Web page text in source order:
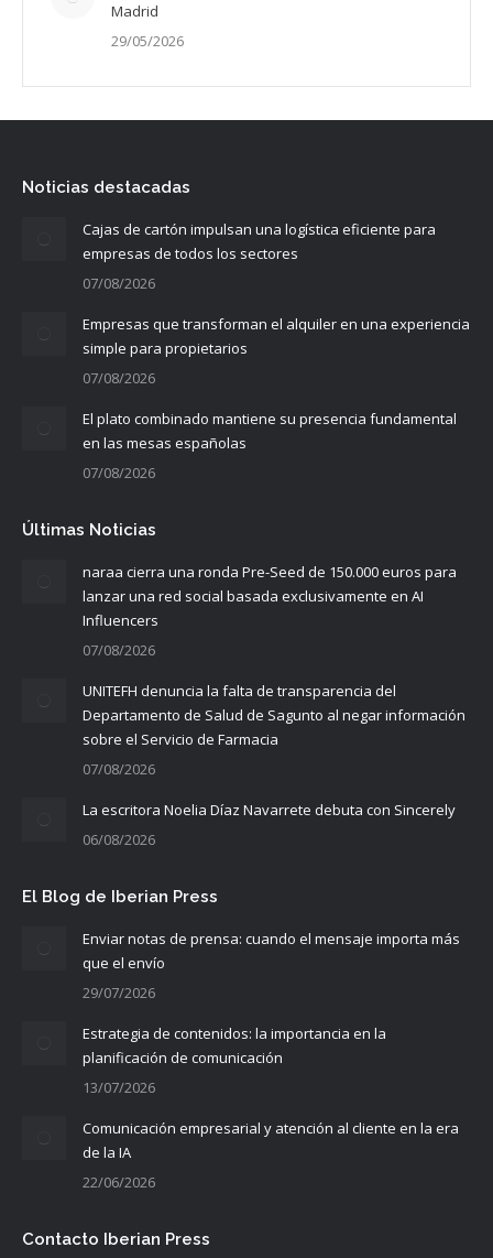
Madrid
29/05/2026
Noticias destacadas
Cajas de cartón impulsan una logística eficiente para
empresas de todos los sectores
07/08/2026
Empresas que transforman el alquiler en una experiencia
simple para propietarios
07/08/2026
El plato combinado mantiene su presencia fundamental
en las mesas españolas
07/08/2026
Últimas Noticias
naraa cierra una ronda Pre-Seed de 150.000 euros para
lanzar una red social basada exclusivamente en AI
Influencers
07/08/2026
UNITEFH denuncia la falta de transparencia del
Departamento de Salud de Sagunto al negar información
sobre el Servicio de Farmacia
07/08/2026
La escritora Noelia Díaz Navarrete debuta con Sincerely
06/08/2026
El Blog de Iberian Press
Enviar notas de prensa: cuando el mensaje importa más
que el envío
29/07/2026
Estrategia de contenidos: la importancia en la
planificación de comunicación
13/07/2026
Comunicación empresarial y atención al cliente en la era
de la IA
22/06/2026
Contacto Iberian Press